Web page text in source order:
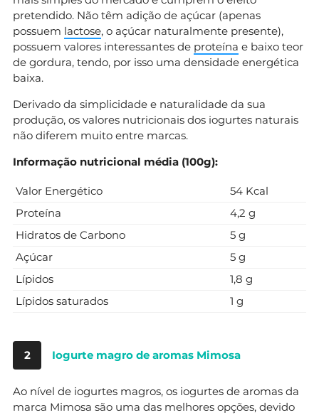
pretendido. Não têm adição de açúcar (apenas
possuem lactose, o açúcar naturalmente presente),
possuem valores interessantes de proteína e baixo teor
de gordura, tendo, por isso uma densidade energética
baixa.
Derivado da simplicidade e naturalidade da sua
produção, os valores nutricionais dos iogurtes naturais
não diferem muito entre marcas.
Informação nutricional média (100g):
Valor Energético
54 Kcal
Proteína
4,2 g
Hidratos de Carbono
5 g
Açúcar
5 g
Lípidos
1,8 g
Lípidos saturados
1 g
2 Iogurte magro de aromas Mimosa
Ao nível de iogurtes magros, os iogurtes de aromas da
marca Mimosa são uma das melhores opções, devido